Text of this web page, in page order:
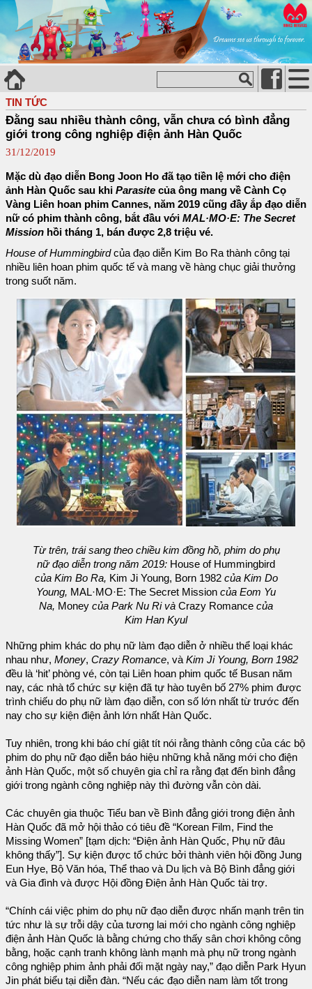
TIN TỨC
Đằng sau nhiều thành công, vẫn chưa có bình đẳng
giới trong công nghiệp điện ảnh Hàn Quốc
31/12/2019
Mặc dù đạo diễn Bong Joon Ho đã tạo tiền lệ mới cho điện
ảnh Hàn Quốc sau khi Parasite của ông mang về Cành Cọ
Vàng Liên hoan phim Cannes, năm 2019 cũng đầy ắp đạo diễn
nữ có phim thành công, bắt đầu với MAL·MO·E: The Secret
Mission hồi tháng 1, bán được 2,8 triệu vé.
House of Hummingbirdcủa đạo diễn Kim Bo Ra thành công tại
nhiều liên hoan phim quốc tế và mang về hàng chục giải thưởng
trong suốt năm.
Từ trên, trái sang theo chiều kim đồng hồ, phim do phụ
nữ đạo diễn trong năm 2019: House of Hummingbird
của Kim Bo Ra, Kim Ji Young, Born 1982 của Kim Do
Young, MAL·MO·E: The Secret Mission của Eom Yu
Na, Money của Park Nu Ri và Crazy Romance của
Kim Han Kyul
Những phim khác do phụ nữ làm đạo diễn ở nhiều thể loại khác
nhau như, Money, Crazy Romance, vàKim Ji Young, Born 1982
đều là ‘hit’ phòng vé, còn tại Liên hoan phim quốc tế Busan năm
nay, các nhà tổ chức sự kiện đã tự hào tuyên bố 27% phim được
trình chiếu do phụ nữ làm đạo diễn, con số lớn nhất từ trước đến
nay cho sự kiện điện ảnh lớn nhất Hàn Quốc.
Tuy nhiên, trong khi báo chí giật tít nói rằng thành công của các bộ
phim do phụ nữ đạo diễn báo hiệu những khả năng mới cho điện
ảnh Hàn Quốc, một số chuyên gia chỉ ra rằng đạt đến bình đẳng
giới trong ngành công nghiệp này thì đường vẫn còn dài.
Các chuyên gia thuộc Tiểu ban về Bình đẳng giới trong điện ảnh
Hàn Quốc đã mở hội thảo có tiêu đề “Korean Film, Find the
Missing Women” [tạm dịch: “Điện ảnh Hàn Quốc, Phụ nữ đâu
không thấy”]. Sự kiện được tổ chức bởi thành viên hội đồng Jung
Eun Hye, Bộ Văn hóa, Thể thao và Du lịch và Bộ Bình đẳng giới
và Gia đình và được Hội đồng Điện ảnh Hàn Quốc tài trợ.
“Chính cái việc phim do phụ nữ đạo diễn được nhấn mạnh trên tin
tức như là sự trỗi dậy của tương lai mới cho ngành công nghiệp
điện ảnh Hàn Quốc là bằng chứng cho thấy sân chơi không công
bằng, hoặc cạnh tranh không lành mạnh mà phụ nữ trong ngành
công nghiệp phim ảnh phải đối mặt ngày nay,” đạo diễn Park Hyun
Jin phát biểu tại diễn đàn. “Nếu các đạo diễn nam làm tốt trong